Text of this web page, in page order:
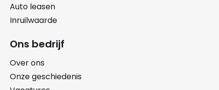
Auto leasen
Inruilwaarde
Ons bedrijf
Over ons
Onze geschiedenis